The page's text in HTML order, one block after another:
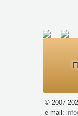
© 2007-
e-mail: